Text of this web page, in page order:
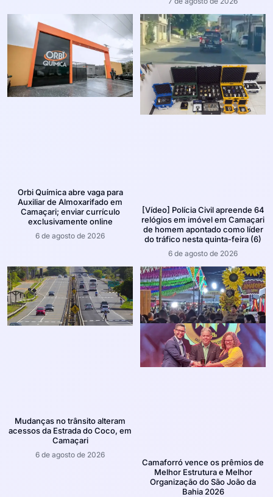
Orbi Química abre vaga para
Auxiliar de Almoxarifado em
Camaçari; enviar currículo
exclusivamente online
6 de agosto de 2026
[Vídeo] Polícia Civil apreende 64
relógios em imóvel em Camaçari
de homem apontado como líder
do tráfico nesta quinta-feira (6)
6 de agosto de 2026
Mudanças no trânsito alteram
acessos da Estrada do Coco, em
Camaçari
6 de agosto de 2026
Camaforró vence os prêmios de
Melhor Estrutura e Melhor
Organização do São João da
Bahia 2026